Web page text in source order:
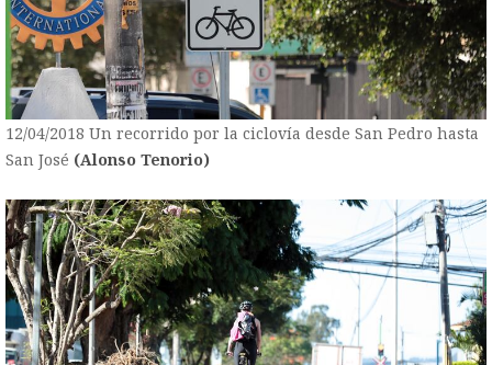
12/04/2018 Un recorrido por la ciclovía desde San Pedro hasta
San José (Alonso Tenorio)